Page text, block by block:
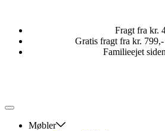
Fragt fra kr.
Gratis fragt fra kr.
Familieejet
Møbler